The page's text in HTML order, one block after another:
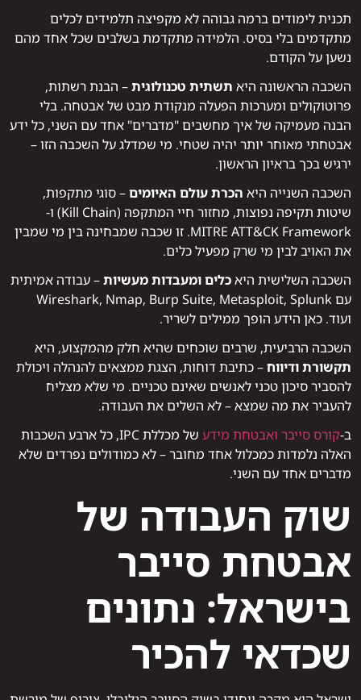
תכנית לימודים ברמה גבוהה לא מקפיצה תלמידים לכלים
מתקדמים בלי בסיס. הלמידה מתקדמת בשלבים שכל אחד מהם
נשען על הקודם.
השכבה הראשונה היא תשתית טכנולוגית– הבנת רשתות,
פרוטוקולים ומערכות הפעלה מנקודת מבט של אבטחה. בלי
הבנה מעמיקה של איך מחשבים "מדברים" אחד עם השני, כל ידע
אבטחתי מאוחר יותר יהיה שטחי. מי שמדלג על השכבה הזו –
ירגיש בכך בראיון הראשון.
השכבה השנייה היא הכרת עולם האיומים– סוגי מתקפות,
שיטות תקיפה נפוצות, מחזור חיי המתקפה (Kill Chain) ו-
MITRE ATT&CK Framework. זו שכבה שמבחינה בין מי שמבין
את האויב לבין מי שרק מפעיל כלים.
השכבה השלישית היאכלים ומעבדות מעשיות– עבודה אמיתית
עם Wireshark, Nmap, Burp Suite, Metasploit, Splunk
ועוד. כאן הידע הופך ממילים לשריר.
השכבה הרביעית, שרבים שוכחים שהיא חלק מהמקצוע, היא
תקשורת ודיווח– כתיבת דוחות, הצגת ממצאים להנהלה ויכולת
להסביר סיכון טכני לאנשים שאינם טכניים. מי שלא מצליח
להעביר את מה שמצא – לא השלים את העבודה.
ב-קורס סייבר ואבטחת מידע
של מכללת IPC, כל ארבע השכבות
האלה נלמדות כמכלול אחד מחובר – לא כמודולים נפרדים שלא
מדברים אחד עם השני.
שוק העבודה של
אבטחת סייבר
בישראל: נתונים
שכדאי להכיר